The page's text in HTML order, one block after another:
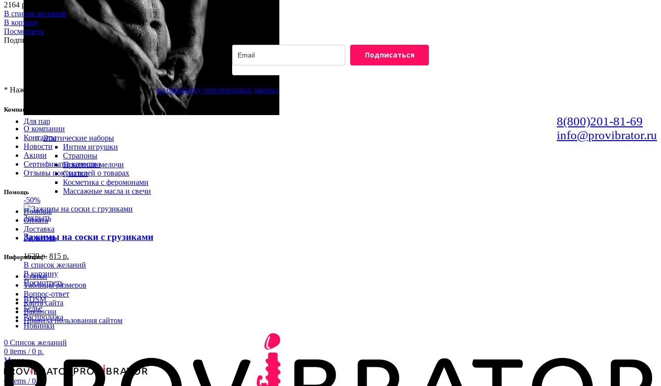
Для пар
Эротические наборы
Интим игрушки
Страпоны
Приятные мелочи
Смазки
Косметика с феромонами
Массажные масла и свечи
-50%
Закрыть
Зажимы на соски с грузиками
1629р. 815 р.
В список желаний
В корзину
Посмотреть
BDSM
Белье
Распродажа
Новинки
0 Список желаний
0 items / 0 р.
Меню
0 items / 0р.
2164 р.
В список желаний
В корзину
Посмотреть
Подписка на новости
Подписаться
* Нажимая "Подписаться" вы даёте согласиена обработку персональных данных
8(800)201-81-69
info@provibrator.ru
Компания
О компании
Контакты
Новости
Акции
Сертификаты качества
Отзывы покупателей о товарах
Помощь
Помощь
Оплата
Доставка
Гарантии
Информация
Статьи
Таблицы размеров
Вопрос-ответ
Карта сайта
Вакансии
Правила пользования сайтом